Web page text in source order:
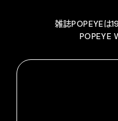
雑誌POPEYEは
POPEYE